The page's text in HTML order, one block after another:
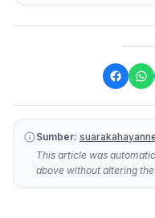
Sumber:
This article was
above without altering